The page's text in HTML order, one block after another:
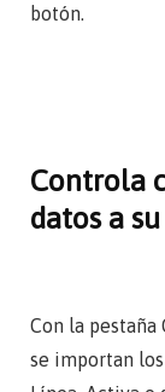
botón.
Controla
datos a su
Con la pestaña
se importan